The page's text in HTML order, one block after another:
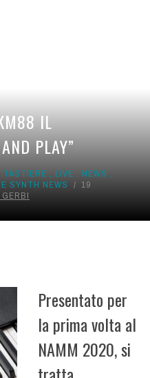
IL
PLAY”
TASTIERE , LIVE , NEWS ,
SYNTH NEWS
19
Presentato per
la prima volta al
NAMM 2020, si